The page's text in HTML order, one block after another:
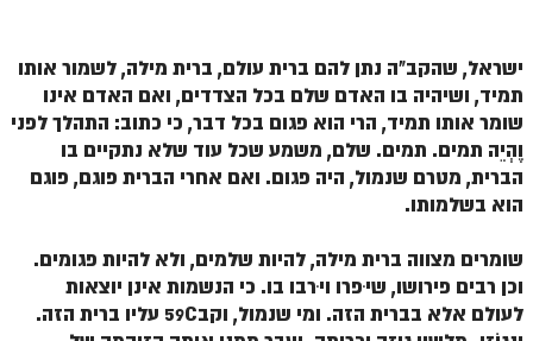
הזוהר הקדוש פרשת בהר למתחילים
הזוהר הקדוש פרשת בהר – מתקדמים
זוהר בחוקותי למתחילים
זוהר הקדוש בחוקותי למתקדמים
זוהר במדבר מתחילים
זוהר במדבר מתקדמים
ישראל, שהקב"ה נתן להם ברית עולם, ברית מילה, לשמור אותו
תמיד, ושיהיה בו האדם שלם בכל הצדדים, ואם האדם אינו
שומר אותו תמיד, הרי הוא פגום בכל דבר, כי כתוב: התהלך לפני
וֶהְיֵה תמים. תמים. שלם, משמע שכל עוד שלא נתקיים בו
הברית, מטרם שנמול, היה פגום. ואם אחרי הברית פוגם, פוגם
הוא בשלמותו.
שומרים מצווה ברית מילה, להיות שלמים, ולא להיות פגומים.
וכן רבים פירושו, שיִפרו ויִרבו בו. כי הנשמות אינן יוצאות
לעולם אלא בברית הזה. ומי שנמול, וקב59C עליו ברית הזה.